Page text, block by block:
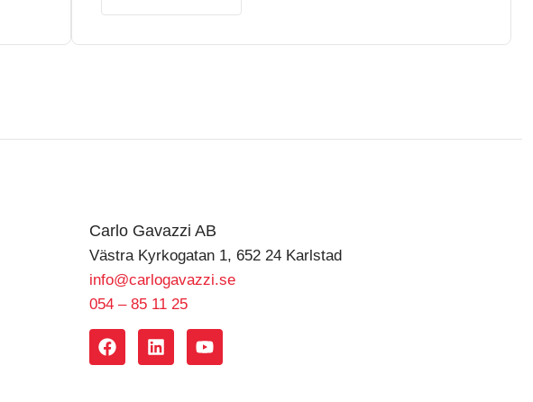
Carlo Gavazzi AB
Västra Kyrkogatan 1, 652 24 Karlstad
info@carlogavazzi.se
054 – 85 11 25